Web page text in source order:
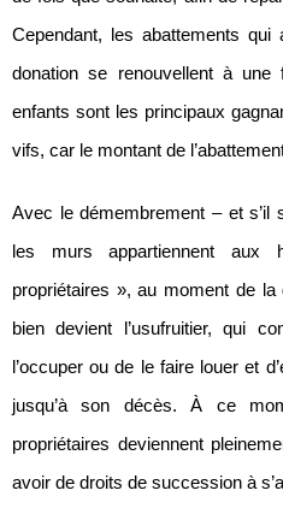
Cependant, les abattements qui
donation se renouvellent à
enfants sont les principaux
vifs, car le montant de
Avec le démembrement – et s’il
les murs appartiennent aux
propriétaires », au moment de la
bien devient l’usufruitier, qui
l’occuper ou de le faire louer et
jusqu’à son décès. À ce
propriétaires deviennent
avoir de droits de succession à